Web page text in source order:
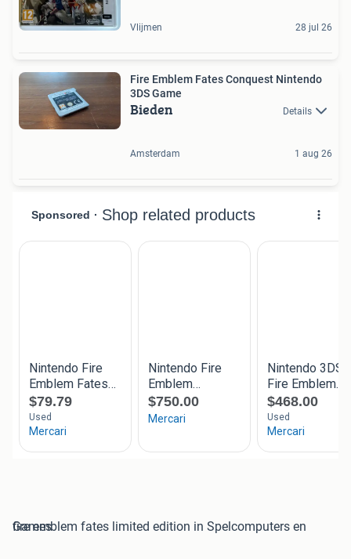
Vlijmen 28 jul 26
Fire Emblem Fates Conquest Nintendo
3DS Game
Bieden Details
Amsterdam 1 aug 26
fire emblem fates limited edition in Spelcomputers en Games